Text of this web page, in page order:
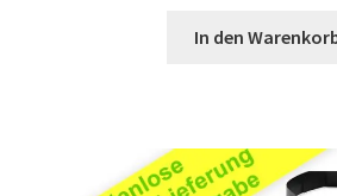
In den